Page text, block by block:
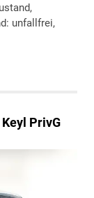
unfallfrei,
PrivG